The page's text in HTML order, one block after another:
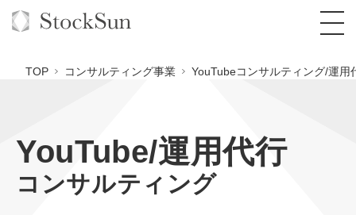
オーダーメイド支援
TOP
BPO支援
TOP コンサルティング事業 YouTubeコンサルティング/運用
YouTube/運用代行
コンサルティング